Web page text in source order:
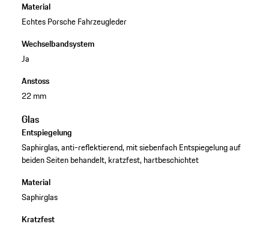
Material
Echtes Porsche Fahrzeugleder
Wechselbandsystem
Ja
Anstoss
22 mm
Glas
Entspiegelung
Saphirglas, anti-reflektierend, mit siebenfach Entspiegelung auf
beiden Seiten behandelt, kratzfest, hartbeschichtet
Material
Saphirglas
Kratzfest